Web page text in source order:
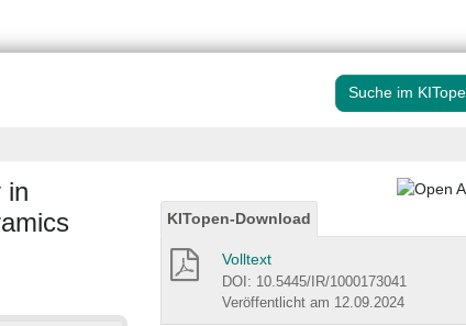
Suche im
in
KITopen-Download
Volltext
DOI: 10.5445/IR/1000173041
Veröffentlicht am 12.09.2024